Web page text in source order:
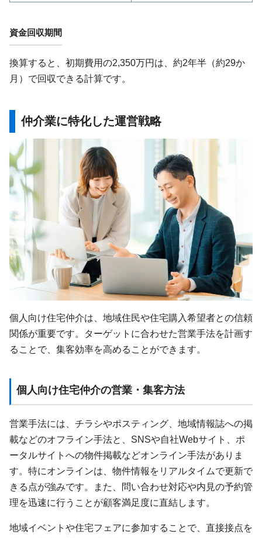
資金回収期間
換算すると、初期費用の2,350万円は、約2年半（約29か
月）で回収できる計算です。
仲介業に特化した運営戦略
個人向け住宅仲介は、地域住民や住宅購入希望者との信頼
関係が重要です。ターゲットに合わせた営業手法を計画す
ることで、集客効率を高めることができます。
個人向け住宅仲介の営業・集客方法
営業手法には、チラシやポスティング、地域情報誌への掲
載などのオフライン手法と、SNSや自社Webサイト、ポ
ータルサイトへの物件掲載などオンライン手法がありま
す。特にオンラインは、物件情報をリアルタイムで更新で
きる点が強みです。また、問い合わせ対応や内見の予約管
理を迅速に行うことが顧客満足度に直結します。
地域イベントや住宅フェアに参加することで、直接接点を